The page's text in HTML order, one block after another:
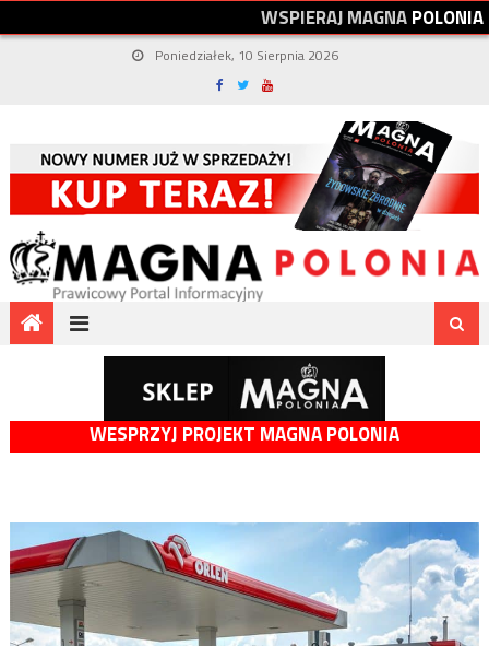
WSPIERAJMAGNAPOLONIA
Poniedziałek, 10 Sierpnia 2026
WESPRZYJ PROJEKT MAGNA POLONIA